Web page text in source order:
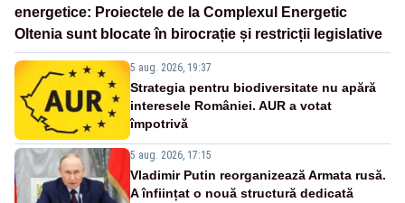
energetice: Proiectele de la Complexul Energetic
Oltenia sunt blocate în birocrație și restricții legislative
5 aug. 2026, 19:37
Strategia pentru biodiversitate nu apără
interesele României. AUR a votat
împotrivă
5 aug. 2026, 17:15
Vladimir Putin reorganizează Armata rusă.
A înființat o nouă structură dedicată